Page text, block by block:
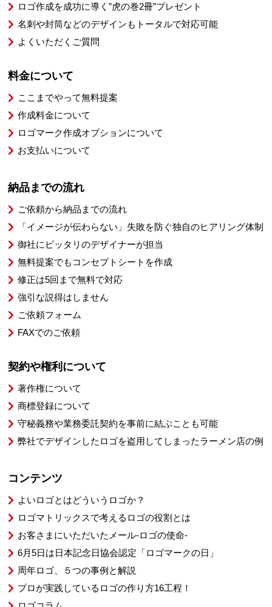
ロゴ作成を成功に導く”虎の巻2冊”プレゼント
名刺や封筒などのデザインもトータルで対応可能
よくいただくご質問
料金について
ここまでやって無料提案
作成料金について
ロゴマーク作成オプションについて
お支払いについて
納品までの流れ
ご依頼から納品までの流れ
「イメージが伝わらない」失敗を防ぐ独自のヒアリング体制
御社にピッタリのデザイナーが担当
無料提案でもコンセプトシートを作成
修正は5回まで無料で対応
強引な説得はしません
ご依頼フォーム
FAXでのご依頼
契約や権利について
著作権について
商標登録について
守秘義務や業務委託契約を事前に結ぶことも可能
弊社でデザインしたロゴを盗用してしまったラーメン店の例
コンテンツ
よいロゴとはどういうロゴか？
ロゴマトリックスで考えるロゴの役割とは
お客さまにいただいたメール-ロゴの使命-
6月5日は日本記念日協会認定「ロゴマークの日」
周年ロゴ、５つの事例と解説
プロが実践しているロゴの作り方16工程！